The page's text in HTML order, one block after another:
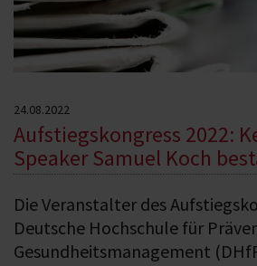
24.08.2022
Aufstiegskongress 2022:
Speaker Samuel Koch
Die Veranstalter des
Deutsche Hochschule für
Gesundheitsmanagement